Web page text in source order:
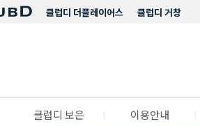
클럽디 거창
클럽디 더플레이어스
클럽디 보은 이용안내